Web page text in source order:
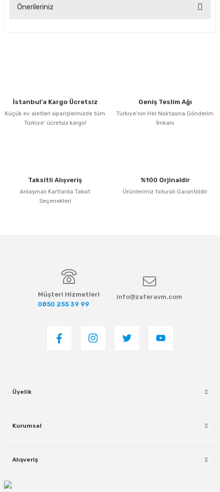
Önerileriniz
Ürün açıklamasında eksik bilgiler bulunuyor.
Ürün bilgilerinde hatalar bulunuyor.
Ürün fiyatı diğer sitelerden daha pahalı.
İstanbul'a Kargo Ücretsiz
Küçük ev aletleri siparişlerinizde tüm
Türkiye' ücretsiz kargo!
Geniş Teslim Ağı
Türkiye’nin Her Noktasına Gönderim
İmkanı
Taksitli Alışveriş
Anlaşmalı Kartlarda Taksit
Seçenekleri
%100 Orjinaldir
Ürünlerimiz faturalı Garantilidir
Müşteri Hizmetleri
0850 255 39 99
info@zaferavm.com
Üyelik
Kurumsal
Alışveriş